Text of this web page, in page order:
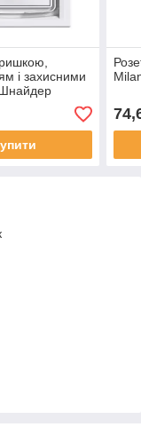
і захисними
IP44 Біла